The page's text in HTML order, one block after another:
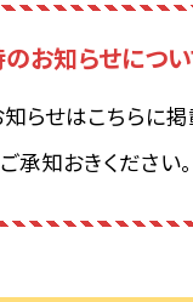
お知らせにつ
らせはこちらに掲
承知おきください。